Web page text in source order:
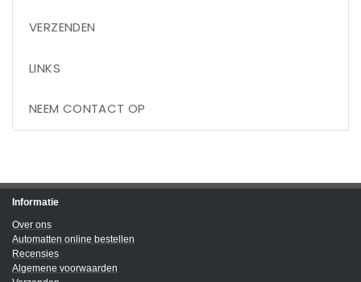
VERZENDEN
LINKS
NEEM CONTACT OP
Informatie
Over ons
Automatten online bestellen
Recensies
Algemene voorwaarden